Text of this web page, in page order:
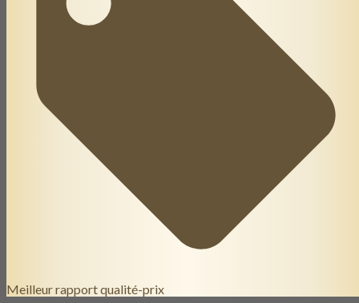
Meilleur rapport qualité-prix